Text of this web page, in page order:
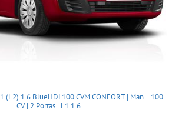
(L2) 1.6 BlueHDi 100 CVM CONFORT | Man. | 100
CV | 2 Portas | L1 1.6